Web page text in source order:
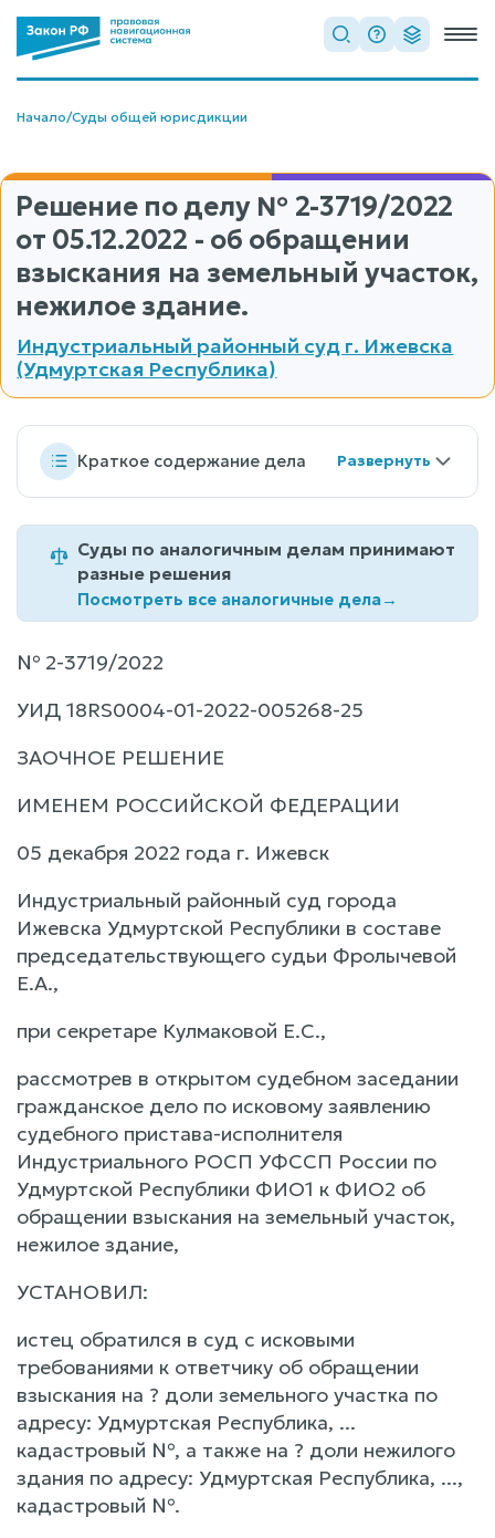
Начало/Суды общей юрисдикции
Решение по делу № 2-3719/2022
от 05.12.2022 - об обращении
взыскания на земельный участок,
нежилое здание.
Индустриальный районный суд г. Ижевска
(Удмуртская Республика)
Краткое содержание дела
Суды по аналогичным делам принимают
разные решения
Посмотреть все аналогичные дела→
№ 2-3719/2022
УИД 18RS0004-01-2022-005268-25
ЗАОЧНОЕ РЕШЕНИЕ
ИМЕНЕМ РОССИЙСКОЙ ФЕДЕРАЦИИ
05 декабря 2022 года г. Ижевск
Индустриальный районный суд города
Ижевска Удмуртской Республики в составе
председательствующего судьи Фролычевой
Е.А.,
при секретаре Кулмаковой Е.С.,
рассмотрев в открытом судебном заседании
гражданское дело по исковому заявлению
судебного пристава-исполнителя
Индустриального РОСП УФССП России по
Удмуртской Республики ФИО1 к ФИО2 об
обращении взыскания на земельный участок,
нежилое здание,
УСТАНОВИЛ:
истец обратился в суд с исковыми
требованиями к ответчику об обращении
взыскания на ? доли земельного участка по
адресу: Удмуртская Республика, ...
кадастровый №, а также на ? доли нежилого
здания по адресу: Удмуртская Республика, ...,
кадастровый №.